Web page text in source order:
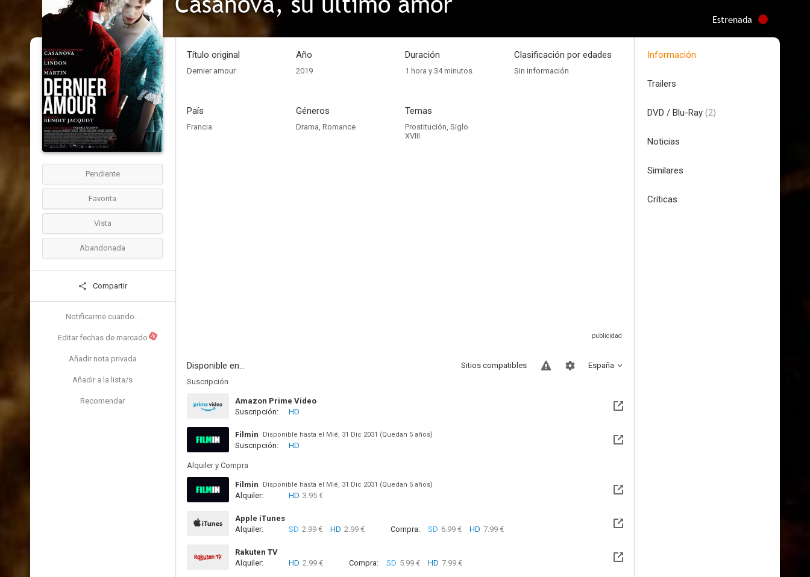
Estrenada
Pendiente
Favorita
Vista
Abandonada
Compartir
Notificarme cuando...
Editar fechas de marcado N
Añadir nota privada
Añadir a la lista/s
Recomendar
Título original
Dernier amour
Año
2019
Duración
1 hora y 34 minutos
Clasificación por edades
Sin información
País
Francia
Géneros
Drama, Romance
Temas
Prostitución, Siglo
XVIII
Disponible en... España
Sitios compatibles
Suscripción
Amazon Prime Video
Suscripción:
HD
Filmin Disponible hasta el Mié, 31 Dic 2031 (Quedan 5 años)
Suscripción: HD
Alquiler y Compra
Filmin Disponible hasta el Mié, 31 Dic 2031 (Quedan 5 años)
Alquiler: HD 3.95 €
Apple iTunes
Alquiler:
SD 2.99 € HD 2.99 € Compra: SD 6.99 € HD 7.99 €
Rakuten TV
Alquiler:
HD 2.99 € Compra: SD 5.99 € HD 7.99 €
Información
Trailers
DVD / Blu-Ray (2)
Noticias
Similares
Críticas